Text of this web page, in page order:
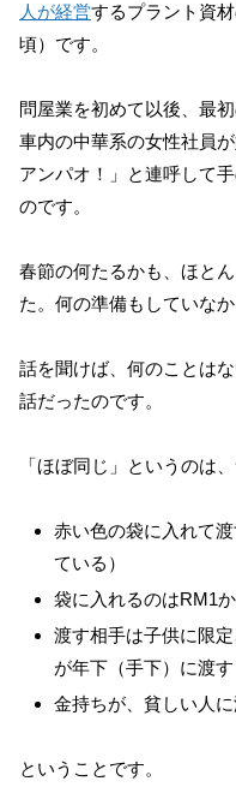
人が経営するプラント資
頃）です。
問屋業を初めて以後、最
車内の中華系の女性社員
アンパオ！」と連呼して
のです。
春節の何たるかも、ほと
た。何の準備もしていなか
話を聞けば、何のことは
話だったのです。
「ほぼ同じ」というのは
赤い色の袋に入れて
ている）
袋に入れるのはRM1
渡す相手は子供に限
が年下（手下）に渡す
金持ちが、貧しい人
ということです。